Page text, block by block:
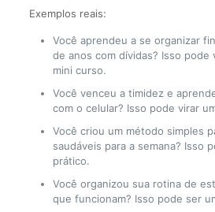
Exemplos reais:
Você aprendeu a se organizar
de anos com dívidas? Isso pode
mini curso.
Você venceu a timidez e
com o celular? Isso pode virar
Você criou um método simples
saudáveis para a semana? Isso
prático.
Você organizou sua rotina de
que funcionam? Isso pode ser